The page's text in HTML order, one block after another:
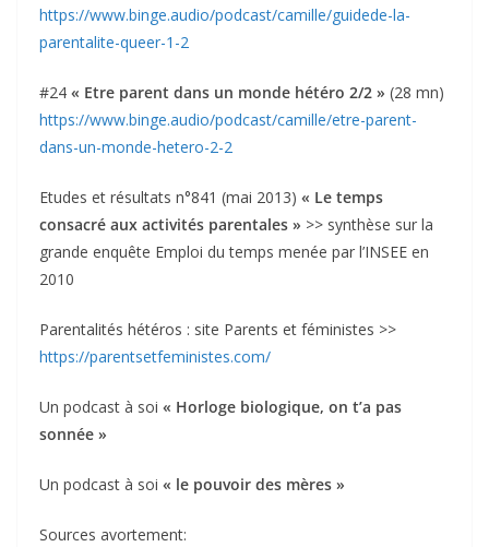
https://www.binge.audio/podcast/camille/guidede-la-
parentalite-queer-1-2
#24 « Etre parent dans un monde hétéro 2/2 » (28 mn)
https://www.binge.audio/podcast/camille/etre-parent-
dans-un-monde-hetero-2-2
Etudes et résultats n°841 (mai 2013) « Le temps
consacré aux activités parentales » >> synthèse sur la
grande enquête Emploi du temps menée par l’INSEE en
2010
Parentalités hétéros : site Parents et féministes >>
https://parentsetfeministes.com/
Un podcast à soi « Horloge biologique, on t’a pas
sonnée »
Un podcast à soi « le pouvoir des mères »
Sources avortement: